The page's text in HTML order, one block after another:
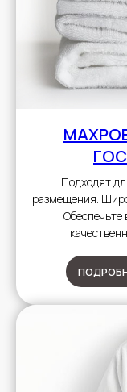
Подходят
размещения.